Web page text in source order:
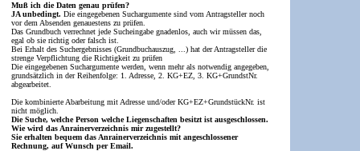
Muß ich die Daten genau prüfen?
JA unbedingt. Die eingegebenen Suchargumente sind vom Antragsteller noch
vor dem Absenden genauestens zu prüfen.
Das Grundbuch verrechnet jede Sucheingabe gnadenlos, auch wir müssen das,
egal ob sie richtig oder falsch ist.
Bei Erhalt des Suchergebnisses (Grundbuchauszug, ...) hat der Antragsteller die
strenge Verpflichtung die Richtigkeit zu prüfen
Die eingegebenen Suchargumente werden, wenn mehr als notwendig angegeben,
grundsätzlich in der Reihenfolge: 1. Adresse, 2. KG+EZ, 3. KG+GrundstNr.
abgearbeitet.
Die kombinierte Abarbeitung mit Adresse und/oder KG+EZ+GrundstückNr. ist
nicht möglich.
Die Suche, welche Person welche Liegenschaften besitzt ist ausgeschlossen.
Wie wird das Anrainerverzeichnis mir zugestellt?
Sie erhalten bequem das Anrainerverzeichnis mit angeschlossener
Rechnung, auf Wunsch per Email.